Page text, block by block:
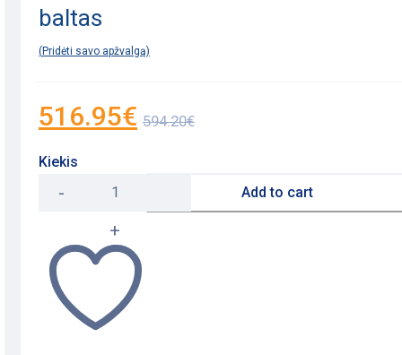
baltas
Pridėti savo apžvalgą
594.20€
516.95€
Kiekis
praustuvas
Ipalyss,
600x380
mm,
baltas
quantity
Add to cart